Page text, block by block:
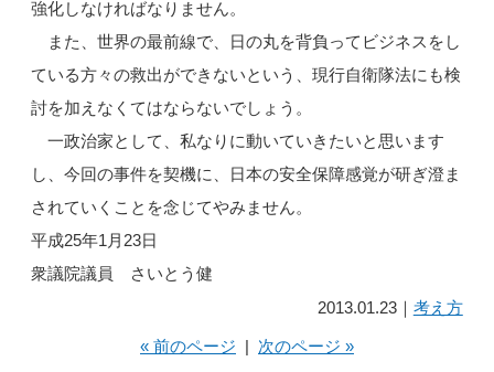
強化しなければなりません。
また、世界の最前線で、日の丸を背負ってビジネスをし
ている方々の救出ができないという、現行自衛隊法にも検
討を加えなくてはならないでしょう。
一政治家として、私なりに動いていきたいと思います
し、今回の事件を契機に、日本の安全保障感覚が研ぎ澄ま
されていくことを念じてやみません。
平成25年1月23日
衆議院議員 さいとう健
2013.01.23｜ 考え方
« 前のページ | 次のページ »